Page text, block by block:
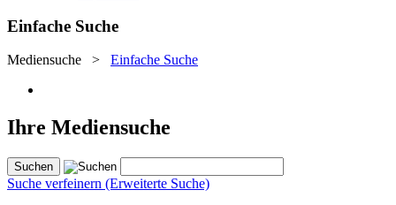
Einfache Suche
Mediensuche > Einfache Suche
Ihre Mediensuche
Suche verfeinern (Erweiterte Suche)